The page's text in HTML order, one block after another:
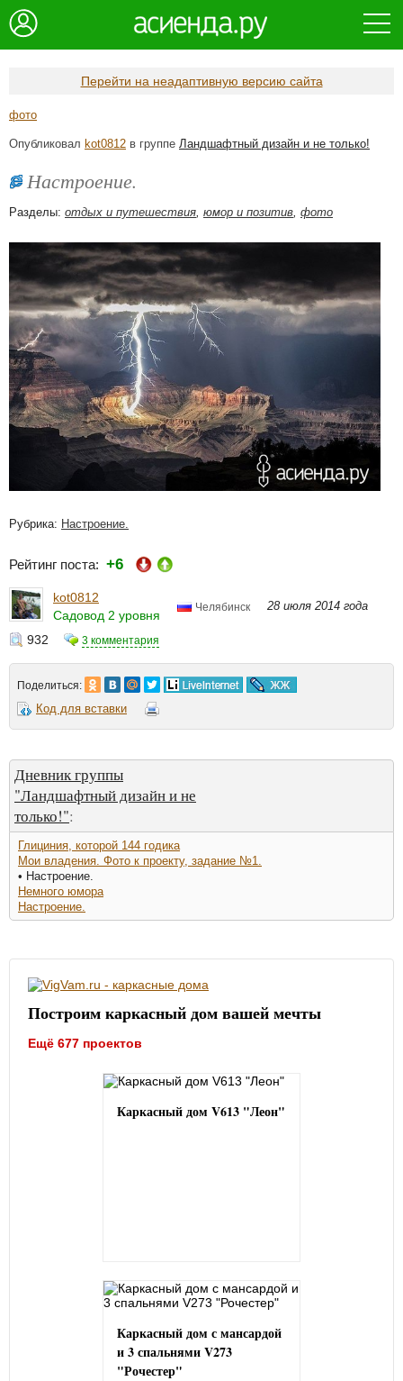
Перейти на неадаптивную версию сайта
фото
Опубликовал kot0812 в группе Ландшафтный дизайн и не только!
Настроение.
Разделы: отдых и путешествия, юмор и позитив, фото
Рубрика: Настроение.
Рейтинг поста: +6
kot0812
Садовод 2 уровня
Челябинск 28 июля 2014 года
932 3 комментария
Поделиться:
Код для вставки
Дневник группы
"Ландшафтный дизайн и не
только!":
Глициния, которой 144 годика
Мои владения. Фото к проекту, задание №1.
• Настроение.
Немного юмора
Настроение.
Построим каркасный дом вашей мечты
Ещё 677 проектов
Каркасный дом V613 "Леон"
Каркасный дом с мансардой
и 3 спальнями V273
"Рочестер"